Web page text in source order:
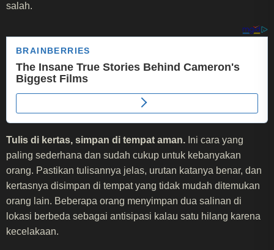
salah.
Tulis di kertas, simpan di tempat aman. Ini cara yang
paling sederhana dan sudah cukup untuk kebanyakan
orang. Pastikan tulisannya jelas, urutan katanya benar, dan
kertasnya disimpan di tempat yang tidak mudah ditemukan
orang lain. Beberapa orang menyimpan dua salinan di
lokasi berbeda sebagai antisipasi kalau satu hilang karena
kecelakaan.